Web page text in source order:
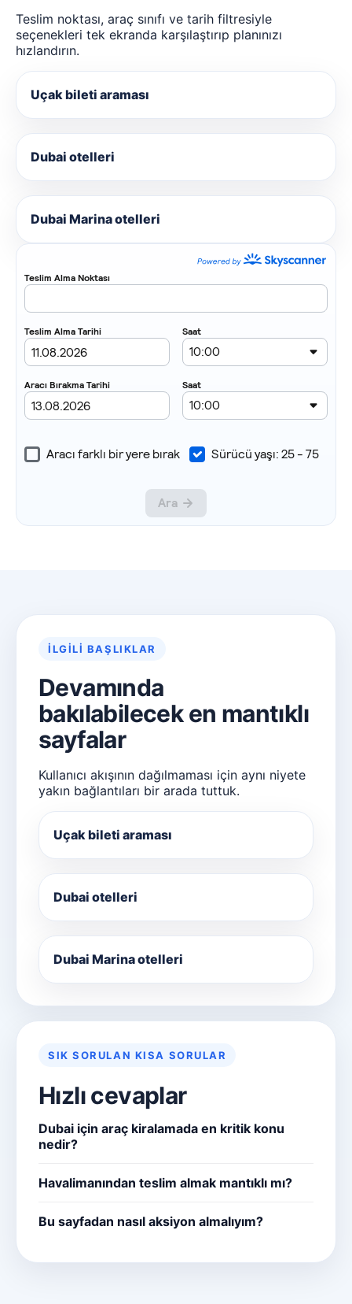
Teslim noktası, araç sınıfı ve tarih filtresiyle
seçenekleri tek ekranda karşılaştırıp planınızı
hızlandırın.
Uçak bileti araması
Dubai otelleri
Dubai Marina otelleri
İLGILI BAŞLIKLAR
Devamında
bakılabilecek en mantıklı
sayfalar
Kullanıcı akışının dağılmaması için aynı niyete
yakın bağlantıları bir arada tuttuk.
Uçak bileti araması
Dubai otelleri
Dubai Marina otelleri
SIK SORULAN KISA SORULAR
Hızlı cevaplar
Dubai için araç kiralamada en kritik konu
nedir?
Havalimanından teslim almak mantıklı mı?
Bu sayfadan nasıl aksiyon almalıyım?